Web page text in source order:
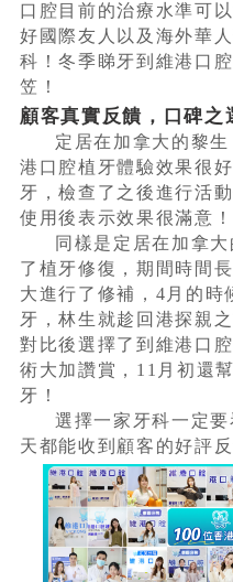
口腔目前的治療水準可
好國際友人以及海外華
科！冬季睇牙到維港口
笠！
顧客真實反饋，口碑之
定居在加拿大的黎
港口腔植牙體驗效果很
牙，檢查了之後進行活
使用後表示效果很滿意！
同樣是定居在加拿
了植牙修復，期間時間
大進行了修補，4月的時
牙，林生就趁回港探親
對比後選擇了到維港口
術大加讚賞，11月初還
牙！
選擇一家牙科一定
天都能收到顧客的好評